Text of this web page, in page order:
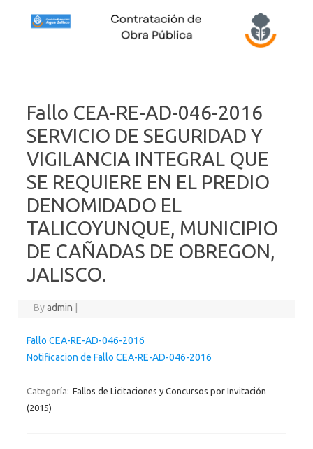
Fallo CEA-RE-AD-046-2016
SERVICIO DE SEGURIDAD Y
VIGILANCIA INTEGRAL QUE
SE REQUIERE EN EL PREDIO
DENOMIDADO EL
TALICOYUNQUE, MUNICIPIO
DE CAÑADAS DE OBREGON,
JALISCO.
Byadmin
Fallo CEA-RE-AD-046-2016
Notificacion de Fallo CEA-RE-AD-046-2016
Categoría: Fallos de Licitaciones y Concursos por Invitación
(2015)